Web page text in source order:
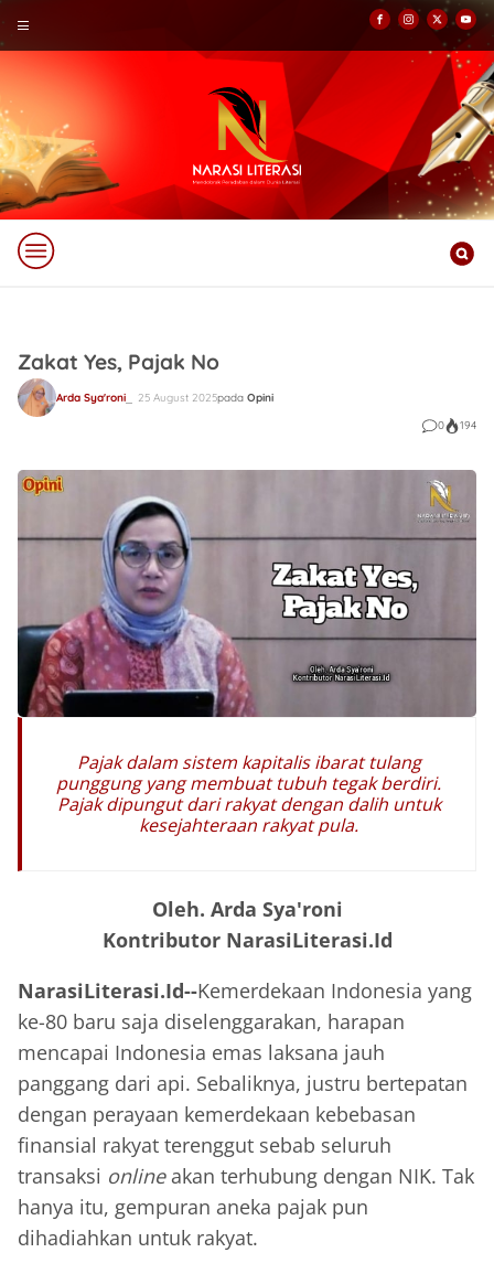
Zakat Yes, Pajak No
Arda Sya'roni 25 August 2025pada Opini
0
194
Pajak dalam sistem kapitalis ibarat tulang
punggung yang membuat tubuh tegak berdiri.
Pajak dipungut dari rakyat dengan dalih untuk
kesejahteraan rakyat pula.
Oleh. Arda Sya'roni
Kontributor NarasiLiterasi.Id
NarasiLiterasi.Id--Kemerdekaan Indonesia yang
ke-80 baru saja diselenggarakan, harapan
mencapai Indonesia emas laksana jauh
panggang dari api. Sebaliknya, justru bertepatan
dengan perayaan kemerdekaan kebebasan
finansial rakyat terenggut sebab seluruh
transaksi onlineakan terhubung dengan NIK. Tak
hanya itu, gempuran aneka pajak pun
dihadiahkan untuk rakyat.